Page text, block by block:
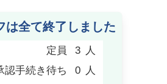
は全て終了しました
定員 3 人
認手続き待ち 0 人